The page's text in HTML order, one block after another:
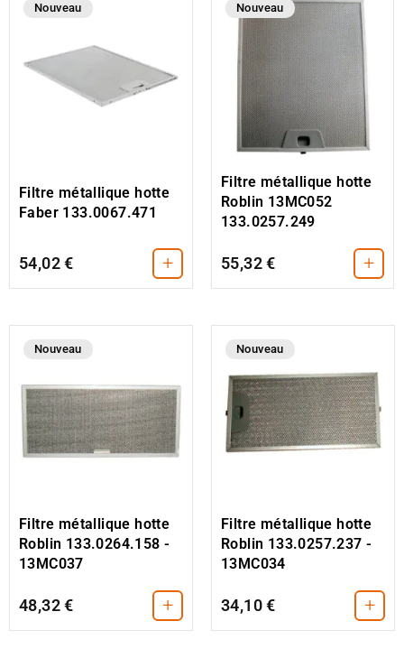
Nouveau
Filtre métallique hotte
Faber 133.0067.471
54,02 € +
Nouveau
Filtre métallique hotte
Roblin 13MC052
133.0257.249
55,32 € +
Nouveau
Filtre métallique hotte
Roblin 133.0264.158 -
13MC037
48,32 € +
Nouveau
Filtre métallique hotte
Roblin 133.0257.237 -
13MC034
34,10 € +